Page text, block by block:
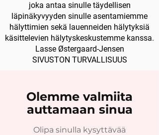
joka antaa sinulle täydellisen
läpinäkyvyyden sinulle asentamiemme
hälyttimien sekä lauenneiden hälytyksiä
käsittelevien hälytyskeskustemme kanssa.
Lasse Østergaard-Jensen
SIVUSTON TURVALLISUUS
Olemme valmiita
auttamaan sinua
Olipa sinulla kysyttävää